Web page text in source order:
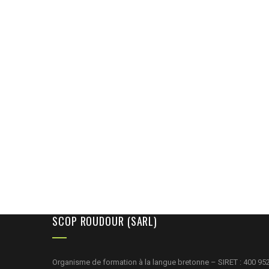
SCOP ROUDOUR (SARL)
Organisme de formation à la langue bretonne – SIRET : 400